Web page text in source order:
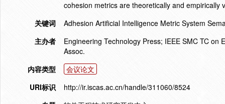
cohesion metrics are theoretically and empirically
关键词
Adhesion Artificial Intelligence Metric System
主办者
Engineering Technology Press; IEEE SMC TC
Assoc.
内容类型
会议论文
URI标识
http://ir.iscas.ac.cn/handle/311060/8524